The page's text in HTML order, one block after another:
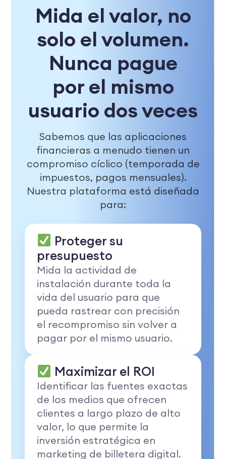
Mida el valor, no
solo el volumen.
Nunca pague
por el mismo
usuario dos veces
Sabemos que las aplicaciones
financieras a menudo tienen un
compromiso cíclico (temporada de
impuestos, pagos mensuales).
Nuestra plataforma está diseñada
para:
Proteger su
presupuesto
Mida la actividad de
instalación durante toda la
vida del usuario para que
pueda rastrear con precisión
el recompromiso sin volver a
pagar por el mismo usuario.
Maximizar el ROI
Identificar las fuentes exactas
de los medios que ofrecen
clientes a largo plazo de alto
valor, lo que permite la
inversión estratégica en
marketing de billetera digital.